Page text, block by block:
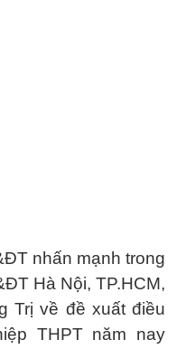
nhấn mạnh trong
Hà Nội, TP.HCM,
Trị về đề xuất điều
THPT năm nay